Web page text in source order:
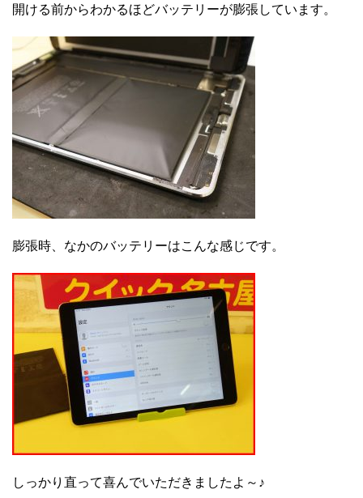
開ける前からわかるほどバッテリーが膨張しています。
膨張時、なかのバッテリーはこんな感じです。
しっかり直って喜んでいただきましたよ～♪